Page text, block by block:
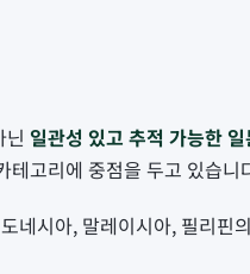
닌 일관성 있고 추적 가능한
테고리에 중점을 두고 있습니
네시아, 말레이시아, 필리핀의